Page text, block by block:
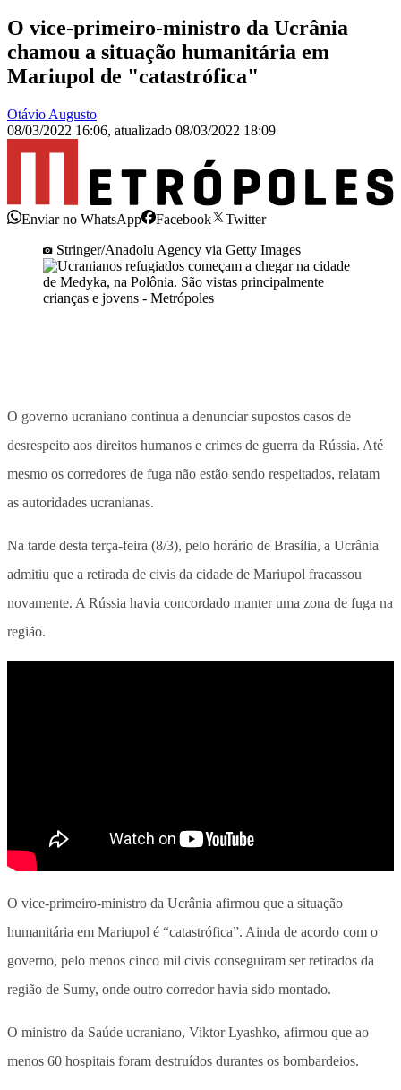
O vice-primeiro-ministro da Ucrânia
chamou a situação humanitária em
Mariupol de "catastrófica"
Otávio Augusto
08/03/2022 16:06, atualizado 08/03/2022 18:09
Enviar no WhatsApp Facebook
Twitter
Stringer/Anadolu Agency via Getty Images
O governo ucraniano continua a denunciar supostos casos de
desrespeito aos direitos humanos e crimes de guerra da Rússia. Até
mesmo os corredores de fuga não estão sendo respeitados, relatam
as autoridades ucranianas.
Na tarde desta terça-feira (8/3), pelo horário de Brasília, a Ucrânia
admitiu que a retirada de civis da cidade de Mariupol fracassou
novamente. A Rússia havia concordado manter uma zona de fuga na
região.
O vice-primeiro-ministro da Ucrânia afirmou que a situação
humanitária em Mariupol é “catastrófica”. Ainda de acordo com o
governo, pelo menos cinco mil civis conseguiram ser retirados da
região de Sumy, onde outro corredor havia sido montado.
O ministro da Saúde ucraniano, Viktor Lyashko, afirmou que ao
menos 60 hospitais foram destruídos durantes os bombardeios.